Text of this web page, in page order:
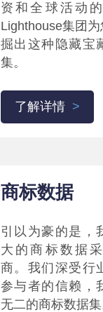
资和全球活动
Lighthouse集团
掘出这种隐藏宝
集。
了解详情
商标数据
引以为豪的是，
大的商标数据
商。我们深受行
参与者的信赖，
无二的商标数据集